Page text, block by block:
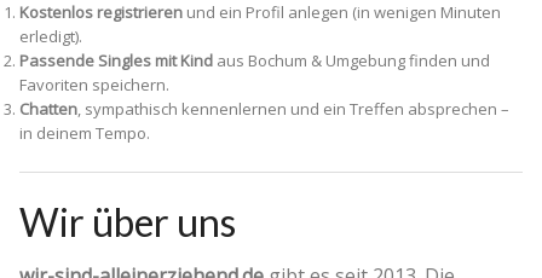
Kostenlos registrieren und ein Profil anlegen (in wenigen Minuten
erledigt).
Passende Singles mit Kind aus Bochum & Umgebung finden und
Favoriten speichern.
Chatten, sympathisch kennenlernen und ein Treffen absprechen –
in deinem Tempo.
Wir über uns